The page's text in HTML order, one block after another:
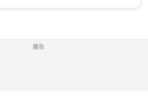
廣告